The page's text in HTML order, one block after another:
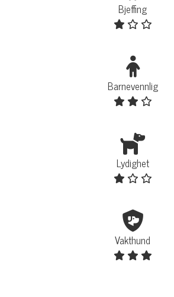
Bjeffing
Barnevennlig
Lydighet
Vakthund